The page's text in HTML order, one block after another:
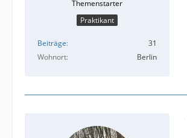
Praktikant
Beiträge
31
Wohnort
Berlin